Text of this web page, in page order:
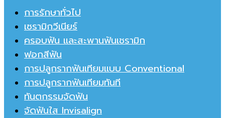
การรักษาทั่วไป
เซรามิกวีเนียร์
ครอบฟัน และสะพานฟันเชรามิก
ฟอกสีฟัน
การปลูกรากฟันเทียมแบบ Conventional
การปลูกรากฟันเทียมทันที
ทันตกรรมจัดฟัน
จัดฟันใส Invisalign